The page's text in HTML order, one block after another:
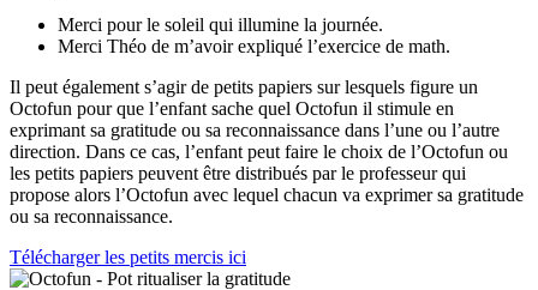
Merci pour le soleil qui illumine la journée.
Merci Théo de m’avoir expliqué l’exercice de math.
Il peut également s’agir de petits papiers sur lesquels figure un
Octofun pour que l’enfant sache quel Octofun il stimule en
exprimant sa gratitude ou sa reconnaissance dans l’une ou l’autre
direction. Dans ce cas, l’enfant peut faire le choix de l’Octofun ou
les petits papiers peuvent être distribués par le professeur qui
propose alors l’Octofun avec lequel chacun va exprimer sa gratitude
ou sa reconnaissance.
Télécharger les petits mercis ici